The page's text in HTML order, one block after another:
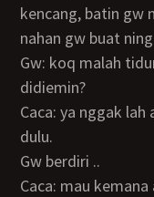
kencang, batin gw
nahan gw buat
Gw: koq malah tiduran, kamu nyuruh aa mampir buat
didiemin?
Caca: ya nggak lah a, barangkali aja aa mau istirahat
dulu.
Gw berdiri ..
Caca: mau kemana